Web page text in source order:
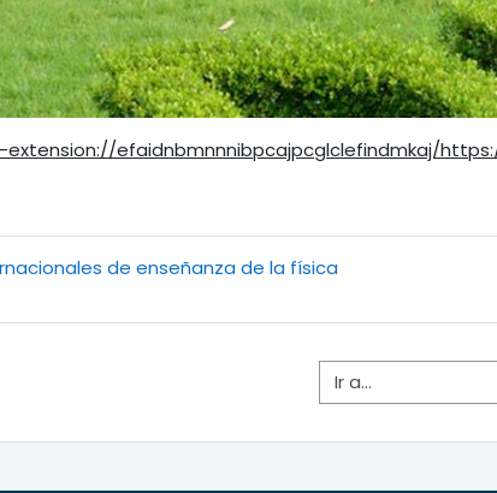
extension://efaidnbmnnnibpcajpcglclefindmkaj/
de enseñanza de la física
Ir a...